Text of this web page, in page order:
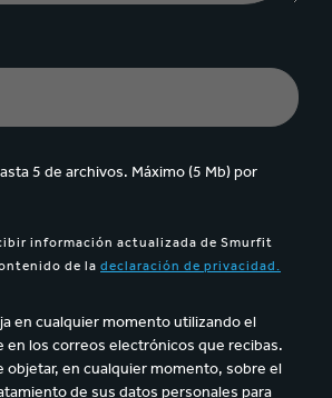
5 de archivos. Máximo (5 Mb) por
información actualizada de Smurfit
de la declaración de privacidad.
en cualquier momento utilizando el
en los correos electrónicos que recibas.
objetar, en cualquier momento, sobre el
de sus datos personales para